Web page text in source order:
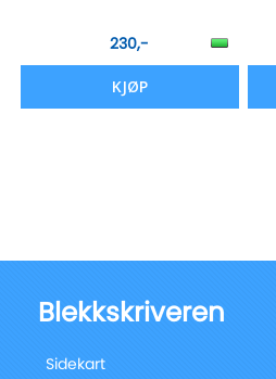
230,-
KJØP
Blekkskriveren
Sidekart